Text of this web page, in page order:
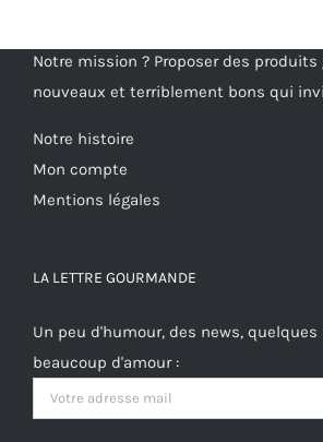
Notre mission ? Proposer des produits
nouveaux et terriblement bons qui
Notre histoire
Mon compte
Mentions légales
LA LETTRE GOURMANDE
Un peu d'humour, des news,
beaucoup d'amour :